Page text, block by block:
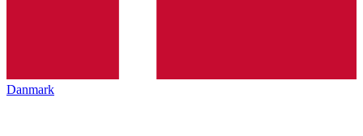
Danmark